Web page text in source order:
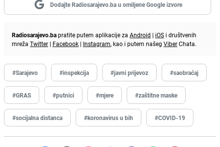
Dodajte Radiosarajevo.ba u omiljene Google izvore
Radiosarajevo.bapratite putem aplikacije za Android | iOS i društvenih
mreža Twitter | Facebook | Instagram, kao i putem našeg ViberChata.
#Sarajevo #inspekcija #javni prijevoz #saobraćaj
#GRAS #putnici #mjere #zaštitne maske
#socijalna distanca #koronavirus u bih #COVID-19